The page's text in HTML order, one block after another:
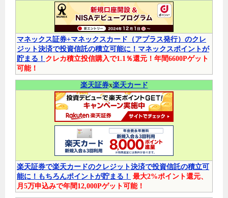
マネックス証券+マネックスカード（アプラス発行）のクレ
ジット決済で投資信託の積立可能に！マネックスポイントが
貯まる！ クレカ積立投信購入で1.1％還元！年間6600Pゲット
可能！
楽天証券x楽天カード
楽天証券で楽天カードのクレジット決済で投資信託の積立可
能に！もちろんポイントが貯まる！ 最大2%ポイント還元、
月5万申込みで年間12,000Pゲット可能！